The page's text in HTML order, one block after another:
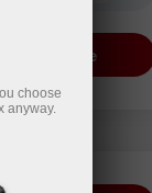
View more
Reset the filter
choose
anyway.